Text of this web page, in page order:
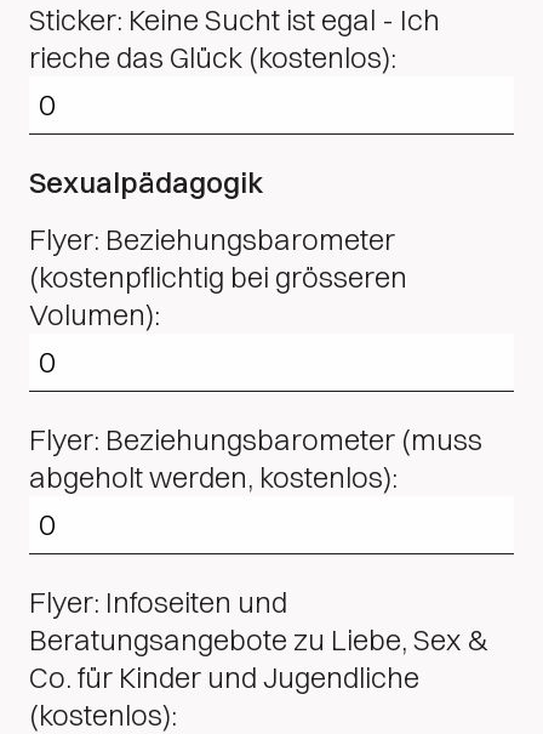
Sticker: Keine Sucht ist egal - Ich
rieche das Glück (kostenlos):
Sexualpädagogik
Flyer: Beziehungsbarometer
(kostenpflichtig bei grösseren
Volumen):
Flyer: Beziehungsbarometer (muss
abgeholt werden, kostenlos):
Flyer: Infoseiten und
Beratungsangebote zu Liebe, Sex &
Co. für Kinder und Jugendliche
(kostenlos):